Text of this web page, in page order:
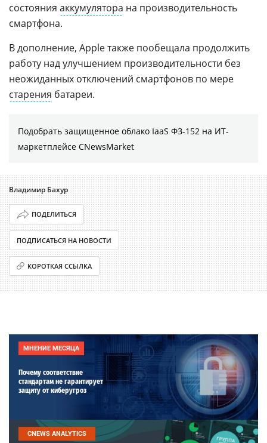
состояния аккумулятора на производительность
смартфона.
В дополнение, Apple также пообещала продолжить
работу над улучшением производительности без
неожиданных отключений смартфонов по мере
старения батареи.
Подобрать защищенное облако IaaS ФЗ-152 на ИТ-
маркетплейсе CNewsMarket
Владимир Бахур
ПОДЕЛИТЬСЯ
ПОДПИСАТЬСЯ НА НОВОСТИ
КОРОТКАЯ ССЫЛКА
МНЕНИЕ МЕСЯЦА
Почему соответствие
стандартам не гарантирует
защиту от киберугроз
CNEWS ANALYTICS